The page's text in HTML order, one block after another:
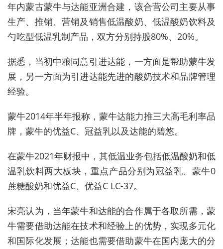
年内蒙古蒙牛与达能亚洲合建，该合营公司主要从事
生产、推销、营销及销售低温酸奶、低温酸奶饮料及
勺吃型低温乳制产品，双方分别持股80%、20%。
据悉，当初中粮同意引进达能，一方面是帮助蒙牛发
展，另一方面为引进达能先进的酸奶技术和品牌管理
经验。
蒙牛2014年半年报称，蒙牛达能力推三大高毛利率品
牌，蒙牛的优益C、冠益乳以及达能的碧悠。
在蒙牛2021年财报中，其低温业务包括低温酸奶和低
温乳饮料两大板块，重点产品分别为冠益乳、蒙牛0
蔗糖酸奶和优益C、优益C LC-37。
宋亮认为，当年蒙牛和达能的合作属于各取所需，蒙
牛需要借助达能在技术和经验上的优势，实现多元化
和国际化发展；达能也需要借助蒙牛在国内庞大的分